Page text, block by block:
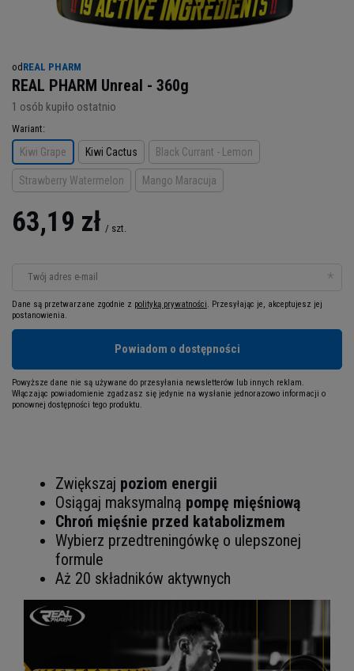
od REAL PHARM
REAL PHARM Unreal - 360g
1 osób kupiło ostatnio
Wariant
Kiwi Grape Kiwi Cactus Black Currant - Lemon
Strawberry Watermelon Mango Maracuja
63,19 zł / szt.
Twój adres e-mail
Dane są przetwarzane zgodnie z polityką prywatności. Przesyłając je, akceptujesz jej
postanowienia.
Powiadom o dostępności
Powyższe dane nie są używane do przesyłania newsletterów lub innych reklam.
Włączając powiadomienie zgadzasz się jedynie na wysłanie jednorazowo informacji o
ponownej dostępności tego produktu.
Zwiększaj poziom energii
Osiągaj maksymalną pompę mięśniową
Chroń mięśnie przed katabolizmem
Wybierz przedtreningówkę o ulepszonej
formule
Aż 20 składników aktywnych